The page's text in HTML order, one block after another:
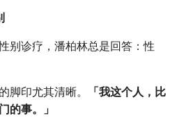
别诊疗，潘柏林总是回答：性
脚印尤其清晰。
「我这个人，比
的事。」